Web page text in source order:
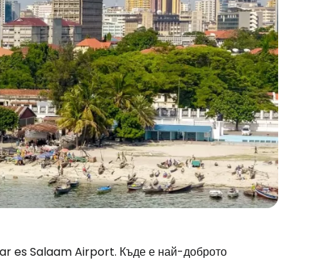
es Salaam Airport. Къде е най-доброто